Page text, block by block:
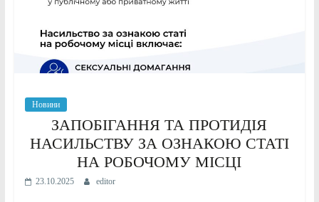
Новини
ЗАПОБІГАННЯ ТА ПРОТИДІЯ
НАСИЛЬСТВУ ЗА ОЗНАКОЮ СТАТІ
НА РОБОЧОМУ МІСЦІ
23.10.2025 editor